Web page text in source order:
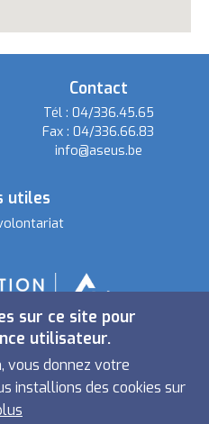
Contact
Tél : 04/336.45.65
Fax :04/336.66.83
info@aseus.be
utiles
sur ce site pour
utilisateur.
vous donnez votre
installions des cookies sur